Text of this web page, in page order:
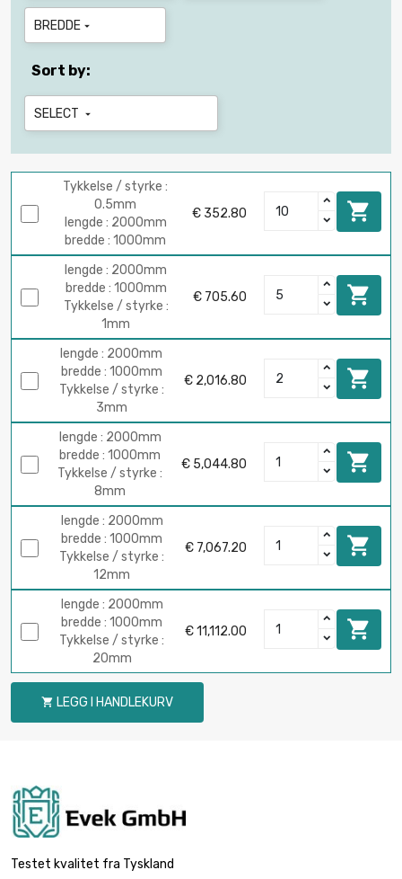
BREDDE 
Sort by:
SELECT 
Tykkelse / styrke :
0.5mm
lengde : 2000mm
bredde : 1000mm
€ 352.80 
lengde : 2000mm
bredde : 1000mm
Tykkelse / styrke :
1mm
€ 705.60 
lengde : 2000mm
bredde : 1000mm
Tykkelse / styrke :
3mm
€ 2,016.80 
lengde : 2000mm
bredde : 1000mm
Tykkelse / styrke :
8mm
€ 5,044.80 
lengde : 2000mm
bredde : 1000mm
Tykkelse / styrke :
12mm
€ 7,067.20 
lengde : 2000mm
bredde : 1000mm
Tykkelse / styrke :
20mm
€ 11,112.00 
 LEGG I HANDLEKURV
Testet kvalitet fra Tyskland